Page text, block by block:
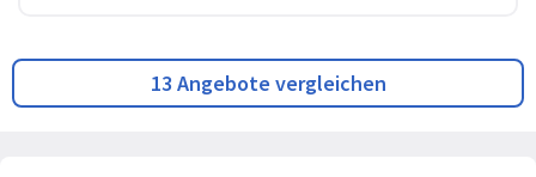
13 Angebote vergleichen